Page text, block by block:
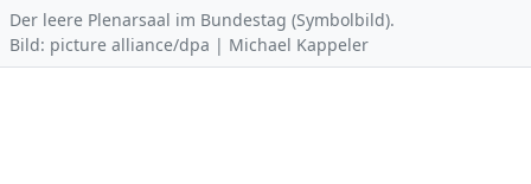
Der leere Plenarsaal im Bundestag (Symbolbild).
Bild: picture alliance/dpa | Michael Kappeler